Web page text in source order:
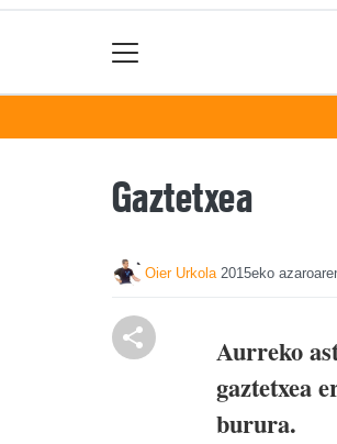
Gaztetxea
Oier Urkola 2015eko
Aurreko
gaztetxea
burura.